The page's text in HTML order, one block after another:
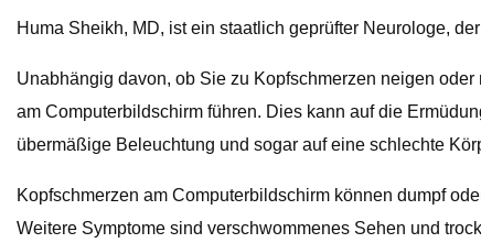
Huma Sheikh, MD, ist ein staatlich geprüfter Neurologe,
Unabhängig davon, ob Sie zu Kopfschmerzen neigen
am Computerbildschirm führen. Dies kann auf die
übermäßige Beleuchtung und sogar auf eine schlechte
Kopfschmerzen am Computerbildschirm können dumpf
Weitere Symptome sind verschwommenes Sehen und